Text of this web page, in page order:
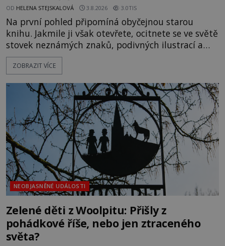
OD HELENA STEJSKALOVÁ 3.8.2026 3.0TIS
Na první pohled připomíná obyčejnou starou
knihu. Jakmile ji však otevřete, ocitnete se ve světě
stovek neznámých znaků, podivných ilustrací a
textu, který už téměř dvě století vzdoruje všem
pokusům o rozluštění. Rohoncský kodex patří mezi
jistotou neví, kdo jej napsal, kdy vznikl ani co
vlastně vypráví. Rohoncský kodex se poprvé
objevuje v roce
ZOBRAZIT VÍCE
NEOBJASNĚNÉ UDÁLOSTI
Zelené děti z Woolpitu: Přišly z
pohádkové říše, nebo jen ztraceného
světa?